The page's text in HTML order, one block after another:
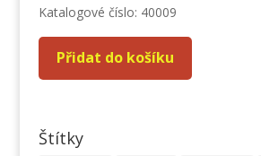
Katalogové číslo: 40009
Přidat do košíku
Štítky